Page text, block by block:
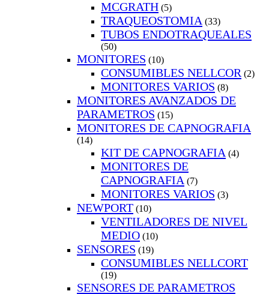
MCGRATH (5)
TRAQUEOSTOMIA (33)
TUBOS ENDOTRAQUEALES
(50)
MONITORES (10)
CONSUMIBLES NELLCOR (2)
MONITORES VARIOS (8)
MONITORES AVANZADOS DE
PARAMETROS (15)
MONITORES DE CAPNOGRAFIA
(14)
KIT DE CAPNOGRAFIA (4)
MONITORES DE
CAPNOGRAFIA (7)
MONITORES VARIOS (3)
NEWPORT (10)
VENTILADORES DE NIVEL
MEDIO (10)
SENSORES (19)
CONSUMIBLES NELLCORT
(19)
SENSORES DE PARAMETROS